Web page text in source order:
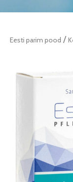
Eesti parim pood /